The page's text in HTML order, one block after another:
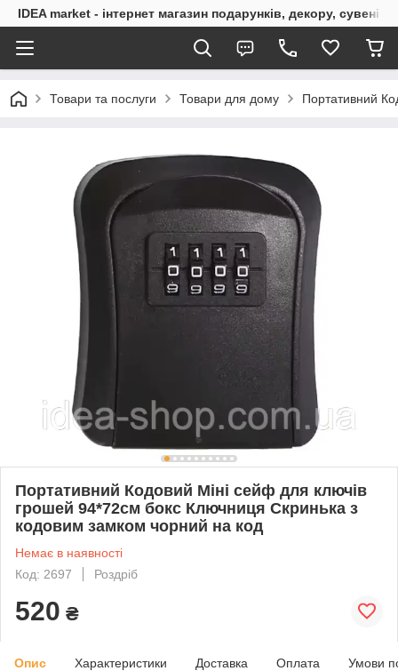
IDEA market - інтернет магазин подарунків, декору,
Товари та послуги Товари для дому Портативний
Портативний Кодовий Міні сейф для ключів
грошей 94*72см бокс Ключниця Скринька з
кодовим замком чорний на код
Немає в наявності
Код: 2697
Роздріб
520 ₴
Опис Характеристики Доставка Оплата Умови